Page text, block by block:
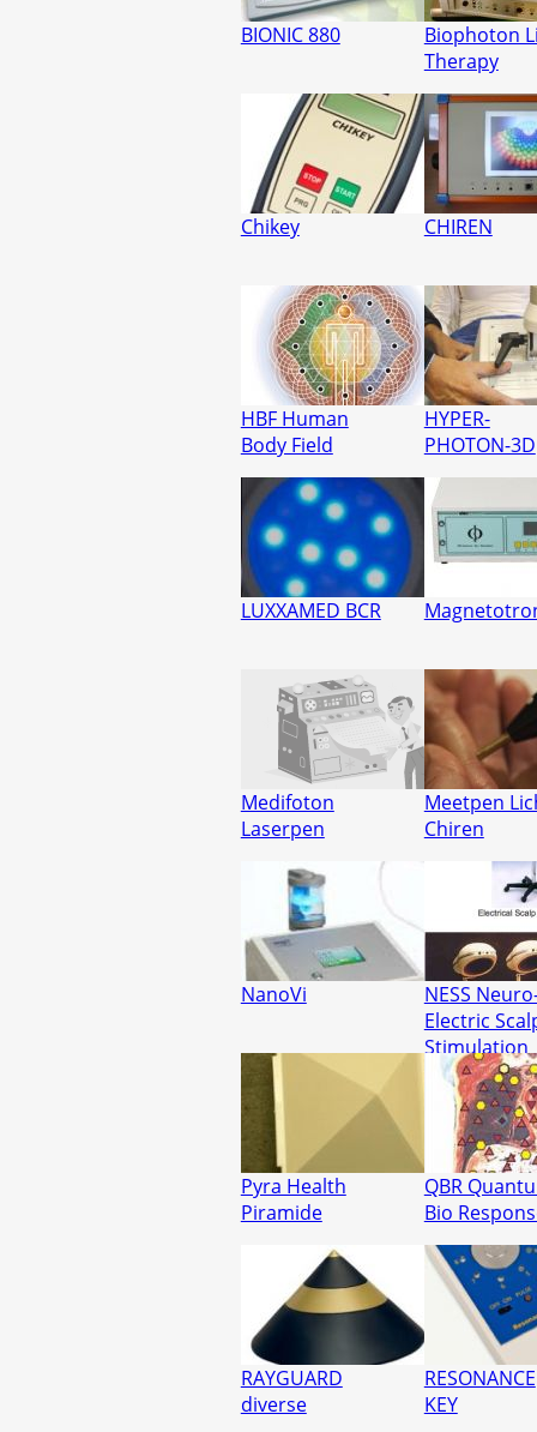
BIONIC 880
Biophoton
Therapy
Chikey CHIREN
HBF Human
Body Field
HYPER-
PHOTON-3D
LUXXAMED BCR
Medifoton
Laserpen
Meetpen
Chiren
NanoVi
NESS
Electric
Stimulation
Pyra Health
Piramide
QBR
Bio
RAYGUARD
diverse
RESONANCE
KEY